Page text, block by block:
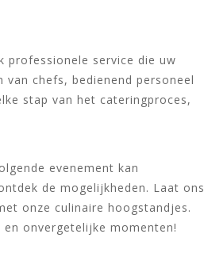
professionele service die uw
chefs, bedienend personeel
stap van het cateringproces,
evenement kan
de mogelijkheden. Laat ons
onze culinaire hoogstandjes.
onvergetelijke momenten!